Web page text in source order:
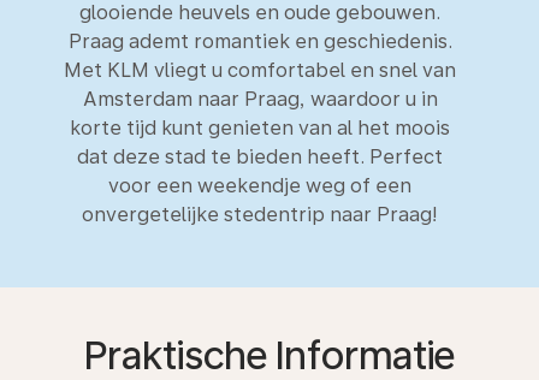
glooiende heuvels en oude gebouwen.
Praag ademt romantiek en geschiedenis.
Met KLM vliegt u comfortabel en snel van
Amsterdam naar Praag, waardoor u in
korte tijd kunt genieten van al het moois
dat deze stad te bieden heeft. Perfect
voor een weekendje weg of een
onvergetelijke stedentrip naar Praag!
Praktische Informatie